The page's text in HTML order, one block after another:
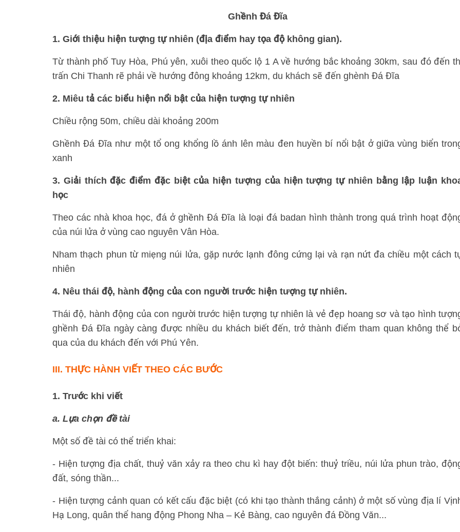
Ghềnh Đá Đĩa
1. Giới thiệu hiện tượng tự nhiên (địa điểm hay tọa độ không gian).
Từ thành phố Tuy Hòa, Phú yên, xuôi theo quốc lộ 1 A về hướng bắc khoảng 30km, sau đó đến
trấn Chi Thanh rẽ phải về hướng đông khoảng 12km, du khách sẽ đến ghènh Đá Đĩa
2. Miêu tả các biểu hiện nổi bật của hiện tượng tự nhiên
Chiều rộng 50m, chiều dài khoảng 200m
Ghềnh Đá Đĩa như một tổ ong khổng lồ ánh lên màu đen huyền bí nổi bật ở giữa vùng biển
xanh
3. Giải thích đặc điểm đặc biệt của hiện tượng của hiện tượng tự nhiên bằng lập luận
học
Theo các nhà khoa học, đá ở ghềnh Đá Đĩa là loại đá badan hình thành trong quá trình hoạt
của núi lửa ở vùng cao nguyên Vân Hòa.
Nham thạch phun từ miẹng núi lửa, gặp nước lạnh đông cứng lại và rạn nứt đa chiều một cách
nhiên
4. Nêu thái độ, hành động của con người trước hiện tượng tự nhiên.
Thái độ, hành động của con người trước hiện tượng tự nhiên là vẻ đẹp hoang sơ và tạo hình
ghềnh Đá Đĩa ngày càng được nhiều du khách biết đến, trở thành điểm tham quan không thể
qua của du khách đến với Phú Yên.
III. THỰC HÀNH VIẾT THEO CÁC BƯỚC
1. Trước khi viết
a. Lựa chọn đề tài
Một số đề tài có thể triển khai:
- Hiện tượng địa chất, thuỷ văn xảy ra theo chu kì hay đột biến: thuỷ triều, núi lửa phun trào,
đất, sóng thần...
- Hiện tượng cảnh quan có kết cấu đặc biệt (có khi tạo thành thắng cảnh) ở một số vùng địa lí
Hạ Long, quân thể hang động Phong Nha – Kẻ Bàng, cao nguyên đá Đồng Văn...